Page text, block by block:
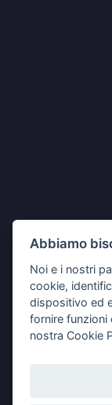
Abbiamo
Noi e i nostri
cookie,
dispositivo ed
fornire funzioni
nostra Cookie